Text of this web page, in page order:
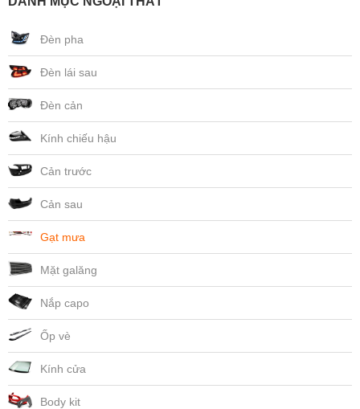
Đèn pha
Đèn lái sau
Đèn cản
Kính chiếu hậu
Cản trước
Cản sau
Gạt mưa
Mặt galăng
Nắp capo
Ốp vè
Kính cửa
Body kit